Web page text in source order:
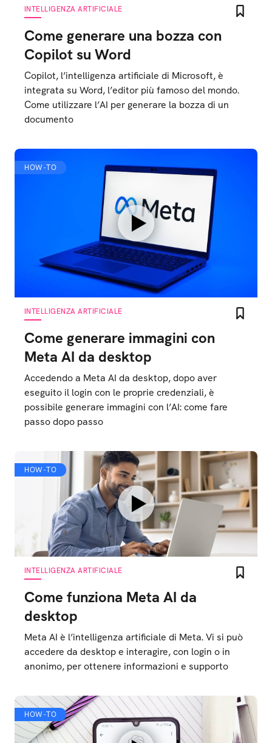
INTELLIGENZA ARTIFICIALE
Come generare una bozza con
Copilot su Word
Copilot, l’intelligenza artificiale di Microsoft, è
integrata su Word, l’editor più famoso del mondo.
Come utilizzare l’AI per generare la bozza di un
documento
HOW-TO
INTELLIGENZA ARTIFICIALE
Come generare immagini con
Meta AI da desktop
Accedendo a Meta AI da desktop, dopo aver
eseguito il login con le proprie credenziali, è
possibile generare immagini con l’AI: come fare
passo dopo passo
HOW-TO
INTELLIGENZA ARTIFICIALE
Come funziona Meta AI da
desktop
Meta AI è l’intelligenza artificiale di Meta. Vi si può
accedere da desktop e interagire, con login o in
anonimo, per ottenere informazioni e supporto
HOW-TO